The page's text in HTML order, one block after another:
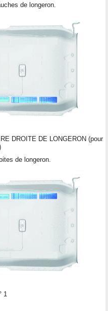
de longeron.
DROITE DE LONGERON (pour
de longeron.
1